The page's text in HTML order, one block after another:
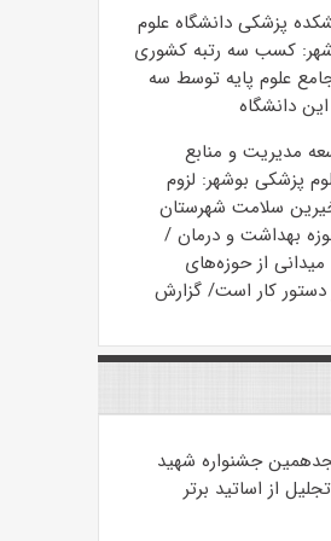
پزشکی دانشگاه علوم
کسب سه رتبه کشوری
علوم پایه توسط سه
دانشگاه
مدیریت و منابع
پزشکی بوشهر: لزوم
سلامت شهرستان
بهداشت و درمان /
میدانی از حوزه‌های
کار است/ گزارش
جشنواره شهید
از اساتید برتر